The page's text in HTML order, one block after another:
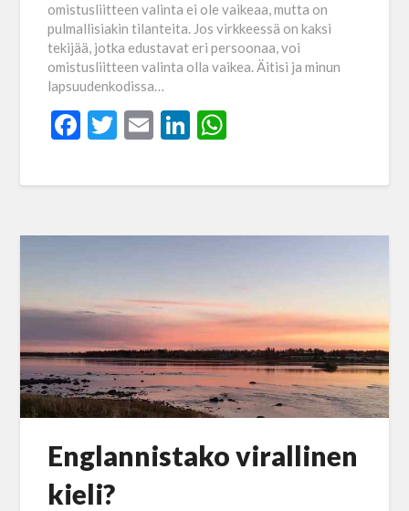
omistusliitteen valinta ei ole vaikeaa, mutta on
pulmallisiakin tilanteita. Jos virkkeessä on kaksi
tekijää, jotka edustavat eri persoonaa, voi
omistusliitteen valinta olla vaikea. Äitisi ja minun
lapsuudenkodissa…
Facebook
Twitter
EmailLinkedIn
Englannistako virallinen
kieli?